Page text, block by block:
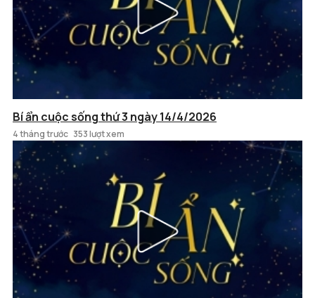
Bí ẩn cuộc sống thứ 3 ngày 14/4/2026
4 tháng trước 353 lượt xem